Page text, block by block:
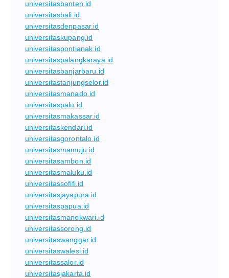
universitasbanten.id
universitasbali.id
universitasdenpasar.id
universitaskupang.id
universitaspontianak.id
universitaspalangkaraya.id
universitasbanjarbaru.id
universitastanjungselor.id
universitasmanado.id
universitaspalu.id
universitasmakassar.id
universitaskendari.id
universitasgorontalo.id
universitasmamuju.id
universitasambon.id
universitasmaluku.id
universitassofifi.id
universitasjayapura.id
universitaspapua.id
universitasmanokwari.id
universitassorong.id
universitaswanggar.id
universitaswalesi.id
universitassalor.id
universitasjakarta.id